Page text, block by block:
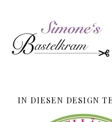
IN DIESEN DESIGN